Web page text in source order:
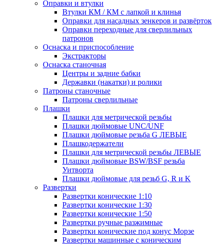
Оправки и втулки
Втулки КМ / КМ с лапкой и клинья
Оправки для насадных зенкеров и развёрток
Оправки переходные для сверлильных
патронов
Оснаска и приспособление
Экстракторы
Оснаска станочная
Центры и задние бабки
Державки (накатки) и ролики
Патроны станочные
Патроны сверлильные
Плашки
Плашки для метрической резьбы
Плашки дюймовые UNC/UNF
Плашки дюймовые резьба G ЛЕВЫЕ
Плашкодержатели
Плашки для метрической резьбы ЛЕВЫЕ
Плашки дюймовые BSW/BSF резьба
Уитворта
Плашки дюймовые для резьб G, R и K
Развертки
Развертки конические 1:10
Развертки конические 1:30
Развертки конические 1:50
Развертки ручные разжимные
Развертки конические под конус Морзе
Развертки машинные с коническим